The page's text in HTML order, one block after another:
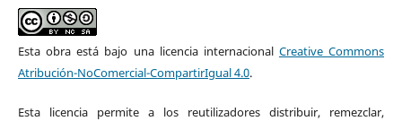
Esta obra está bajo una licencia internacional Creative Commons
Atribución-NoComercial-CompartirIgual 4.0.
Esta licencia permite a los reutilizadores distribuir, remezclar,